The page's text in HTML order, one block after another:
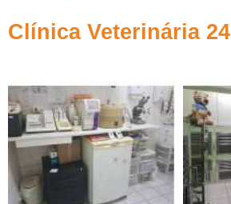
Clínica Veterinária 24